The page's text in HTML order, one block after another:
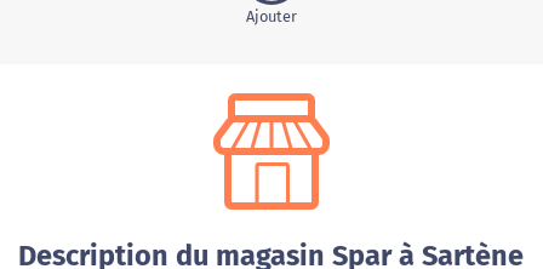
Ajouter
Description du magasin Spar à Sartène